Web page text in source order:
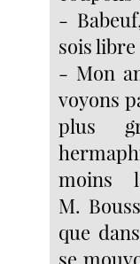
-
sois libre
- Mon
voyons
plus
moins
M.
que
se